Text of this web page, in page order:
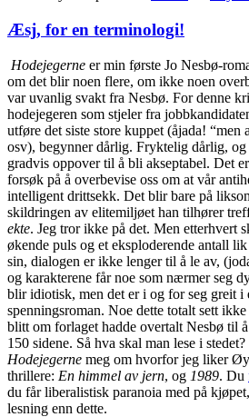
Æsj, for en terminologi!
Hodejegerne er min første Jo Nesbø-
om det blir noen flere, om ikke noen
var uvanlig svakt fra Nesbø. For denne
hodejegeren som stjeler fra
utføre det siste store kuppet (åjada! “men
osv), begynner dårlig. Fryktelig dårlig, og
gradvis oppover til å bli akseptabel. Det
forsøk på å overbevise oss om at vår
intelligent drittsekk. Det blir bare på
skildringen av elitemiljøet han tilhører
ekte. Jeg tror ikke på det. Men etterhvert
økende puls og et eksploderende antall
sin, dialogen er ikke lenger til å le av,
og karakterene får noe som nærmer seg
blir idiotisk, men det er i og for seg greit i
spenningsroman. Noe dette totalt sett
blitt om forlaget hadde overtalt Nesbø til
150 sidene. Så hva skal man lese i
Hodejegerne meg om hvorfor jeg liker
thrillere: En himmel av jern, og 1989. Du
du får liberalistisk paranoia med på
lesning enn dette.